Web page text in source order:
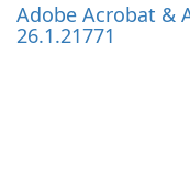
Adobe Acrobat &
26.1.21771